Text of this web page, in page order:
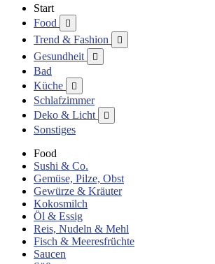
Start
Food

Trend & Fashion 
Gesundheit 
Bad
Küche

Schlafzimmer
Deko & Licht

Sonstiges
Food
Sushi & Co.
Gemüse, Pilze, Obst
Gewürze & Kräuter
Kokosmilch
Öl & Essig
Reis, Nudeln & Mehl
Fisch & Meeresfrüchte
Saucen